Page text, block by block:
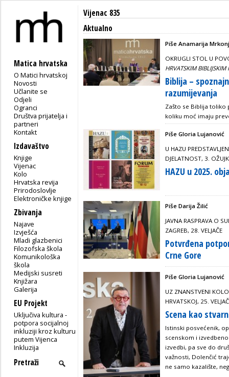
Matica hrvatska
O Matici hrvatskoj
Novosti
Učlanite se
Odjeli
Ogranci
Društva prijatelja i
partneri
Kontakt
Izdavaštvo
Knjige
Vijenac
Kolo
Hrvatska revija
Prirodoslovlje
Elektroničke knjige
Zbivanja
Najave
Izvješća
Mladi glazbenici
Filozofska škola
Komunikološka
škola
Medijski susreti
Knjižara
Galerija
EU Projekt
Uključiva kultura -
potpora socijalnoj
inkluziji kroz kulturu
putem Vijenca
Inkluzija
Vijenac 835
Aktualno
Piše Anamarija
OKRUGLI STOL U
HRVATSKIM BIBLIJSKIM
Biblija –
razumijevanja
Zašto se Biblija toliko
koliku moć imaju
Piše Gloria Lujanović
U HAZU
DJELATNOST, 3.
HAZU u 2025.
Piše Darija Žilić
JAVNA RASPRAVA O
ZAGREB, 28. VELJAČE
Potvrđena
Crne Gore
Piše Gloria Lujanović
UZ ZNANSTVENI
HRVATSKOJ, 25.
Scena kao
Istinski posvećenik,
scenskom i
izvedbi, pa sve do
važnosti, Dolenčić
ne samo kazalište,